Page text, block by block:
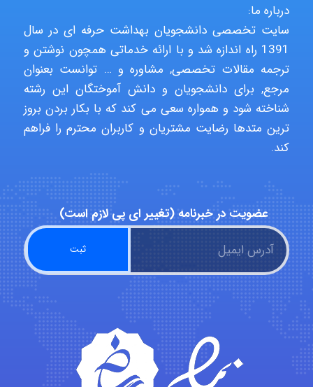
monakh
Rtk2099
ABOALFZAL ZAREI
nima5534
arman.m
درباره ما:
سایت تخصصی دانشجویان بهداشت حرفه ای در سال
1391 راه اندازه شد و با ارائه خدماتی همچون نوشتن و
ترجمه مقالات تخصصی, مشاوره و … توانست بعنوان
مرجع, برای دانشجویان و دانش آموختگان این رشته
شناخته شود و همواره سعی می کند که با بکار بردن بروز
ترین متدها رضایت مشتریان و کاربران محترم را فراهم
کند.
عضویت در خبرنامه (تغییر ای پی لازم است)